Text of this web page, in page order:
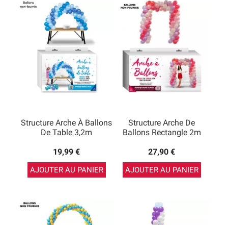
Structure Arche À Ballons
De Table 3,2m
19,99 €
AJOUTER AU PANIER
Structure Arche De
Ballons Rectangle 2m
27,90 €
AJOUTER AU PANIER